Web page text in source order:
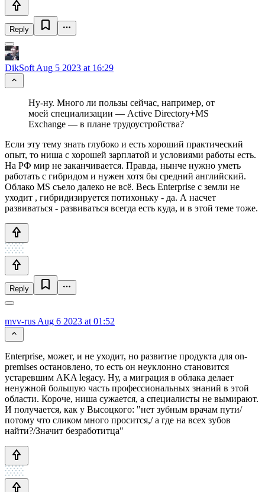
Reply
DikSoft Aug 5 2023 at 16:29
Ну-ну. Много ли пользы сейчас, например, от
моей специализации — Active Directory+MS
Exchange — в плане трудоустройства?
Если эту тему знать глубоко и есть хороший практический
опыт, то ниша с хорошей зарплатой и условиями работы есть.
На РФ мир не заканчивается. Правда, нынче нужно уметь
работать с гибридом и нужен хотя бы средний английский.
Облако MS съело далеко не всё. Весь Enterprise с земли не
уходит , гибридизируется потихоньку - да. А насчет
развиваться - развиваться всегда есть куда, и в этой теме тоже.
Reply
mvv-rus Aug 6 2023 at 01:52
Enterprise, может, и не уходит, но развитие продукта для on-
premises остановлено, то есть он неуклонно становится
устаревшим AKA legacy. Ну, а миграция в облака делает
ненужной большую часть профессиональных знаний в этой
области. Короче, ниша сужается, а специалисты не вымирают.
И получается, как у Высоцкого: "нет зубным врачам пути/
потому что сликом много просится,/ а где на всех зубов
найти?/Значит безработитца"